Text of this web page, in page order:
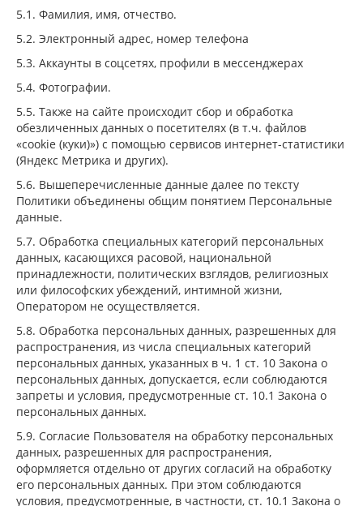
5.1. Фамилия, имя, отчество.
5.2. Электронный адрес, номер телефона
5.3. Аккаунты в соцсетях, профили в мессенджерах
5.4. Фотографии.
5.5. Также на сайте происходит сбор и обработка
обезличенных данных о посетителях (в т.ч. файлов
«cookie (куки)») с помощью сервисов интернет-статистики
(Яндекс Метрика и других).
5.6. Вышеперечисленные данные далее по тексту
Политики объединены общим понятием Персональные
данные.
5.7. Обработка специальных категорий персональных
данных, касающихся расовой, национальной
принадлежности, политических взглядов, религиозных
или философских убеждений, интимной жизни,
Оператором не осуществляется.
5.8. Обработка персональных данных, разрешенных для
распространения, из числа специальных категорий
персональных данных, указанных в ч. 1 ст. 10 Закона о
персональных данных, допускается, если соблюдаются
запреты и условия, предусмотренные ст. 10.1 Закона о
персональных данных.
5.9. Согласие Пользователя на обработку персональных
данных, разрешенных для распространения,
оформляется отдельно от других согласий на обработку
его персональных данных. При этом соблюдаются
условия, предусмотренные, в частности, ст. 10.1 Закона о